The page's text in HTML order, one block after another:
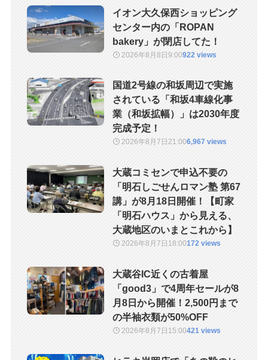
イオン大久保西ショッピング
センター内の「ROPAN
bakery」が閉店してた！
2026年8月8日9:00922 views
国道2号線の和坂周辺で実施
されている「和坂4車線化事
業（和坂拡幅）」は2030年度
完成予定！
2026年8月7日21:006,967 views
大蔵コミセンで申込不要の
「明石しごせんロマン塾 第67
講」が8月18日開催！【町家
「明石ハウス」から見える、
大蔵地区のいまとこれから】
2026年8月7日 18:00172 views
大蔵谷IC近くの古着屋
「good3」で4周年セールが8
月8日から開催！2,500円まで
の半袖衣類が50%OFF
2026年8月7日 15:00421 views